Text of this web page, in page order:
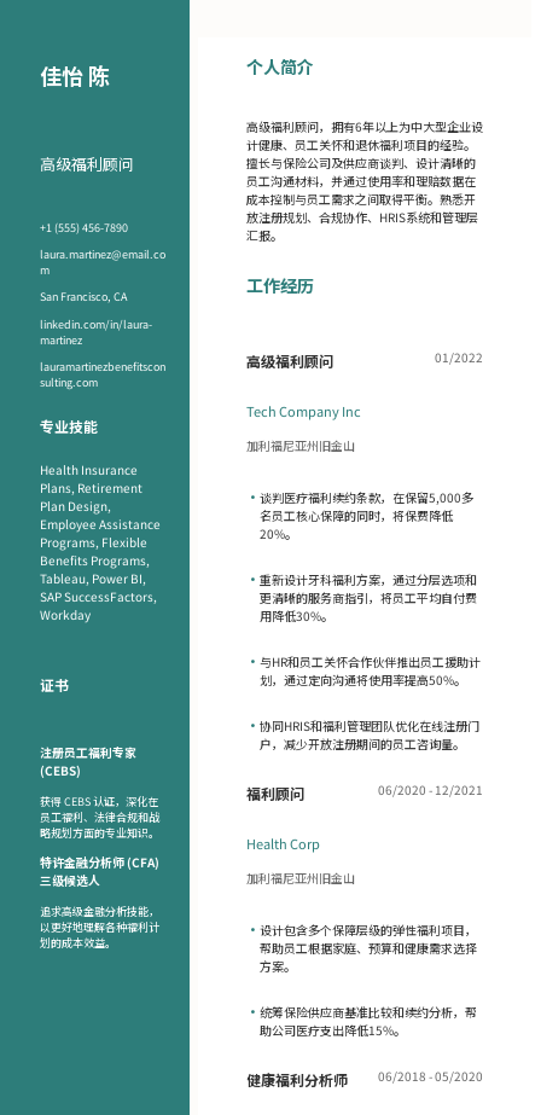
佳怡 陈
高级福利顾问
+1 (555) 456-7890
laura.martinez@email.co
m
San Francisco, CA
linkedin.com/in/laura-
martinez
lauramartinezbenefitscon
sulting.com
专业技能
Health Insurance
Plans, Retirement
Plan Design,
Employee Assistance
Programs, Flexible
Benefits Programs,
Tableau, Power BI,
SAP SuccessFactors,
Workday
证书
注册员工福利专家
(CEBS)
获得 CEBS 认证，深化在
员工福利、法律合规和战
略规划方面的专业知识。
特许金融分析师 (CFA)
三级候选人
追求高级金融分析技能，
以更好地理解各种福利计
划的成本效益。
个人简介
高级福利顾问，拥有6年以上为中大型企业设
计健康、员工关怀和退休福利项目的经验。
擅长与保险公司及供应商谈判、设计清晰的
员工沟通材料，并通过使用率和理赔数据在
成本控制与员工需求之间取得平衡。熟悉开
放注册规划、合规协作、HRIS系统和管理层
汇报。
工作经历
高级福利顾问 01/2022
Tech Company Inc
加利福尼亚州旧金山
• 谈判医疗福利续约条款，在保留5,000多
名员工核心保障的同时，将保费降低
20%。
• 重新设计牙科福利方案，通过分层选项和
更清晰的服务商指引，将员工平均自付费
用降低30%。
• 与HR和员工关怀合作伙伴推出员工援助计
划，通过定向沟通将使用率提高50%。
• 协同HRIS和福利管理团队优化在线注册门
户，减少开放注册期间的员工咨询量。
福利顾问 06/2020 - 12/2021
Health Corp
加利福尼亚州旧金山
• 设计包含多个保障层级的弹性福利项目，
帮助员工根据家庭、预算和健康需求选择
方案。
• 统筹保险供应商基准比较和续约分析，帮
助公司医疗支出降低15%。
健康福利分析师 06/2018 - 05/2020